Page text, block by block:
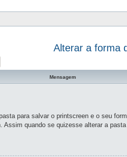
Alterar a forma
Mensagem
para salvar o printscreen e o seu
quando se quizesse alterar a